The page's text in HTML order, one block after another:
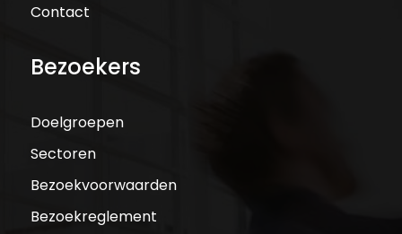
Contact
Bezoekers
Doelgroepen
Sectoren
Bezoekvoorwaarden
Bezoekreglement